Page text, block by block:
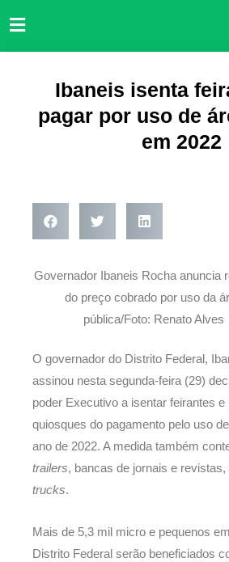
para
Ibaneis isenta
pagar por uso de
em 2022
Governador Ibaneis Rocha anuncia
do preço cobrado por uso da
pública/Foto: Renato Alves
O governador do Distrito Federal,
assinou nesta segunda-feira (29)
poder Executivo a isentar feirantes e
quiosques do pagamento pelo uso
ano de 2022. A medida também
trailers, bancas de jornais e
trucks.
Mais de 5,3 mil micro e pequenos
Distrito Federal serão beneficiados